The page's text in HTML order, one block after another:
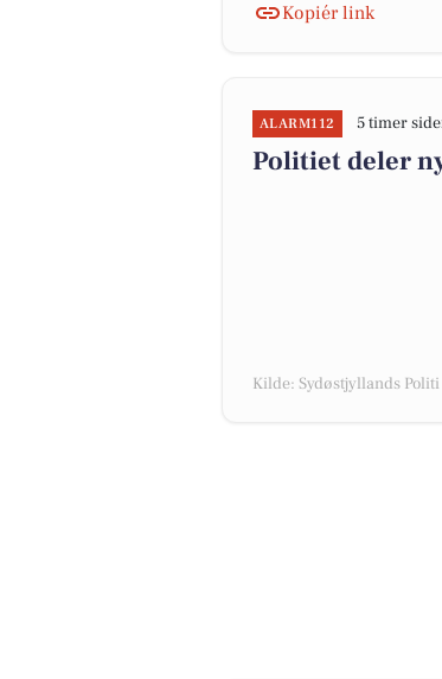
Kopiér link
ALARM112 5 timer
Politiet deler
Kilde: Sydøstjyllands Politi